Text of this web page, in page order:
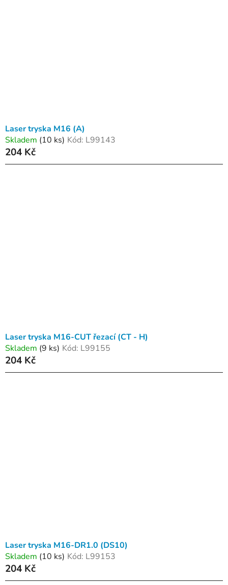
Laser tryska M16 (A)
Skladem (10 ks) Kód: L99143
204 Kč
Laser tryska M16-CUT řezací (CT - H)
Skladem (9 ks) Kód: L99155
204 Kč
Laser tryska M16-DR1.0 (DS10)
Skladem (10 ks) Kód: L99153
204 Kč